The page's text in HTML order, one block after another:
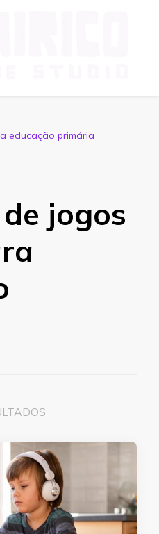
educação primária
jogos